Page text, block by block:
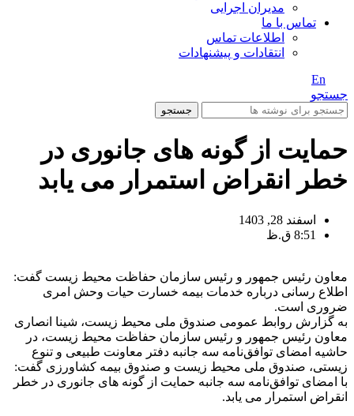
مدیران اجرایی
تماس با ما
اطلاعات تماس
انتقادات و پیشنهادات
En
جستجو
جستجو
حمایت از گونه های جانوری در
خطر انقراض استمرار می یابد
اسفند 28, 1403
8:51 ق.ظ
معاون رئیس جمهور و رئیس سازمان حفاظت محیط زیست گفت:
اطلاع رسانی درباره خدمات بیمه خسارت حیات وحش امری
ضروری است.
به گزارش روابط عمومی صندوق ملی محیط زیست، شینا انصاری
معاون رئیس جمهور و رئیس سازمان حفاظت محیط زیست، در
حاشیه امضای توافق‌نامه سه جانبه دفتر معاونت طبیعی و تنوع
زیستی، صندوق ملی محیط زیست و صندوق بیمه کشاورزی گفت:
با امضای توافق‌نامه سه جانبه حمایت از گونه های جانوری در خطر
انقراض استمرار می یابد.